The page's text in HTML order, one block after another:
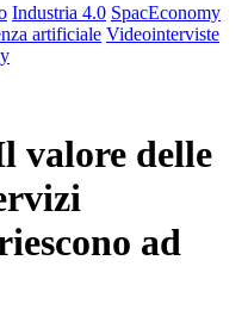
Industria 4.0 SpacEconomy
artificiale Videointerviste
valore delle
ad